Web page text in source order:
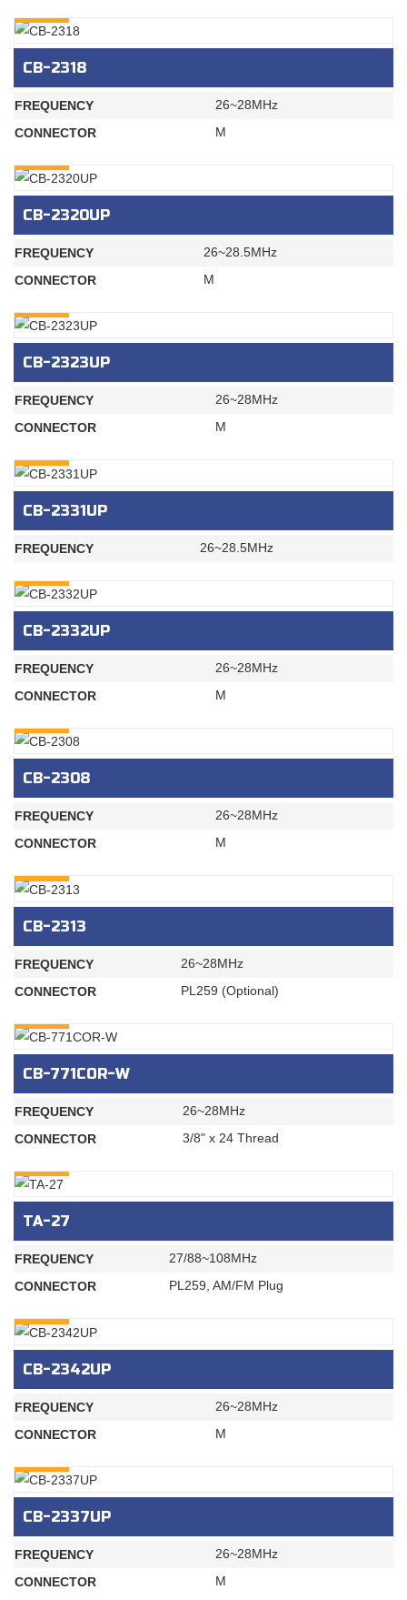
CB-2318
FREQUENCY
26~28MHz
CONNECTOR
M
CB-2320UP
FREQUENCY
26~28.5MHz
CONNECTOR
M
CB-2323UP
FREQUENCY
26~28MHz
CONNECTOR
M
CB-2331UP
FREQUENCY
26~28.5MHz
CB-2332UP
FREQUENCY
26~28MHz
CONNECTOR
M
CB-2308
FREQUENCY
26~28MHz
CONNECTOR
M
CB-2313
FREQUENCY
26~28MHz
CONNECTOR
PL259 (Optional)
CB-771COR-W
FREQUENCY
26~28MHz
CONNECTOR
3/8" x 24 Thread
TA-27
FREQUENCY
27/88~108MHz
CONNECTOR
PL259, AM/FM Plug
CB-2342UP
FREQUENCY
26~28MHz
CONNECTOR
M
CB-2337UP
FREQUENCY
26~28MHz
CONNECTOR
M